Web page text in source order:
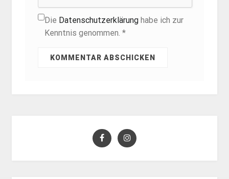
Die Datenschutzerklärunghabe ich zur
Kenntnis genommen. *